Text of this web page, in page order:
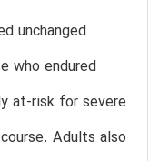
unchanged
who endured
at-risk for severe
Adults also